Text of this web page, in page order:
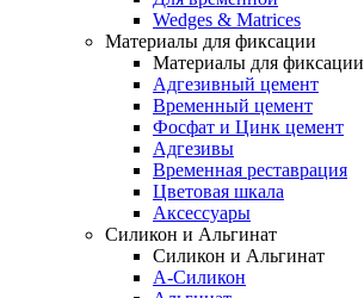
Wedges & Matrices
Материалы для фиксации
Материалы для фиксации
Адгезивный цемент
Временный цемент
Фосфат и Цинк цемент
Адгезивы
Временная реставрация
Цветовая шкала
Аксессуары
Силикон и Альгинат
Силикон и Альгинат
A-Силикон